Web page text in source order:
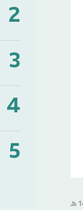
2
3
4
5